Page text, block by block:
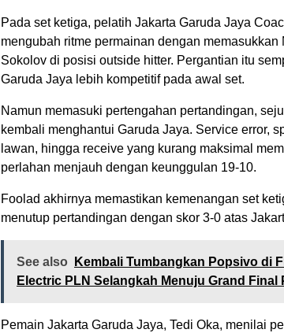
Pada set ketiga, pelatih Jakarta Garuda Jaya
mengubah ritme permainan dengan memasukkan
Sokolov di posisi outside hitter. Pergantian itu
Garuda Jaya lebih kompetitif pada awal set.
Namun memasuki pertengahan pertandingan,
kembali menghantui Garuda Jaya. Service error,
lawan, hingga receive yang kurang maksimal
perlahan menjauh dengan keunggulan 19-10.
Foolad akhirnya memastikan kemenangan set
menutup pertandingan dengan skor 3-0 atas
See also
Kembali Tumbangkan Popsivo di
Electric PLN Selangkah Menuju Grand Final
Pemain Jakarta Garuda Jaya, Tedi Oka, menilai